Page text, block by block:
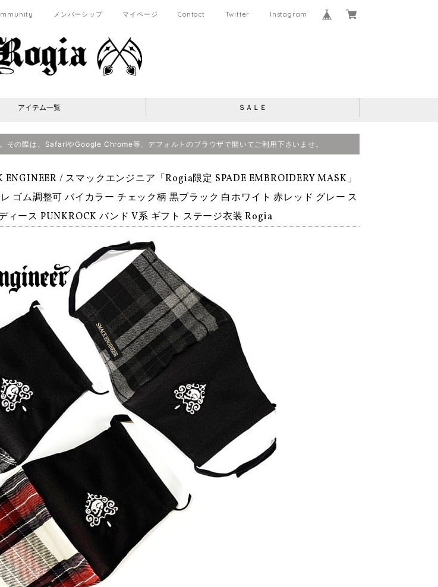
メンバーシップ マイページ Contact Twitter Instagram
アイテム一覧 ＳＡＬＥ
の際は、SafariやGoogle Chrome等、デフォルトのブラウザで開いてご利用下さいませ。
ENGINEER / スマックエンジニア「Rogia限定 SPADE EMBROIDERY MASK」
ゴム調整可 バイカラー チェック柄 黒ブラック 白ホワイト 赤レッド グレー ス
ィース PUNKROCK バンド V系 ギフト ステージ衣装 Rogia